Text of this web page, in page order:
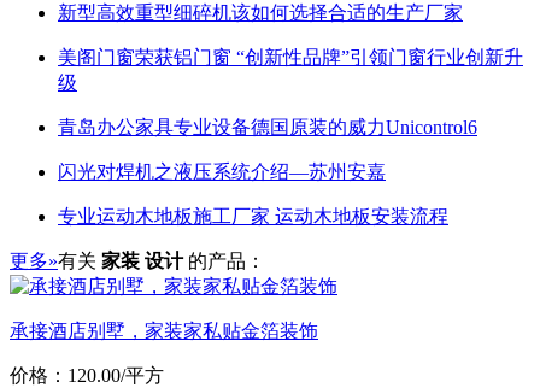
新型高效重型细碎机该如何选择合适的生产厂家
美阁门窗荣获铝门窗 “创新性品牌”引领门窗行业创新升
级
青岛办公家具专业设备德国原装的威力Unicontrol6
闪光对焊机之液压系统介绍—苏州安嘉
专业运动木地板施工厂家 运动木地板安装流程
更多»有关 家装 设计 的产品：
承接酒店别墅，家装家私贴金箔装饰
价格：120.00/平方